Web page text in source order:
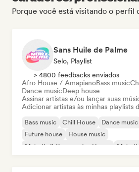
Porque você está visitando o perfil
Sans Huile de Palme
Selo, Playlist
> 4800 feedbacks enviados
Afro House / AmapianoBass music
Dance musicDeep house
Assinar artistas e/ou lançar suas
Adicionar artistas às minhas playlists
Bass music Chill House Dance music
Future house
House music
Melodic & Progressive House